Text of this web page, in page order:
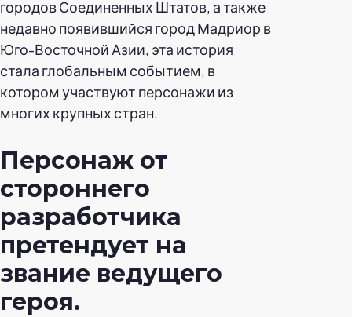
городов Соединенных Штатов, а также
недавно появившийся город Мадриор в
Юго-Восточной Азии, эта история
стала глобальным событием, в
котором участвуют персонажи из
многих крупных стран.
Персонаж от
стороннего
разработчика
претендует на
звание ведущего
героя.